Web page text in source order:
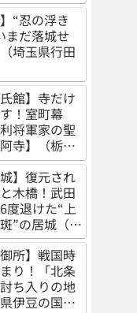
秋田市）
】“忍の浮き
まだ落城せ
埼玉県行田
氏館】寺だけ
！室町幕
将軍家の聖
寺】（栃木
）
城】復元され
木橋！武田
度退けた“上
”の居城（群
市）
御所】戦国時
り！「北条
ち入りの地
県伊豆の国